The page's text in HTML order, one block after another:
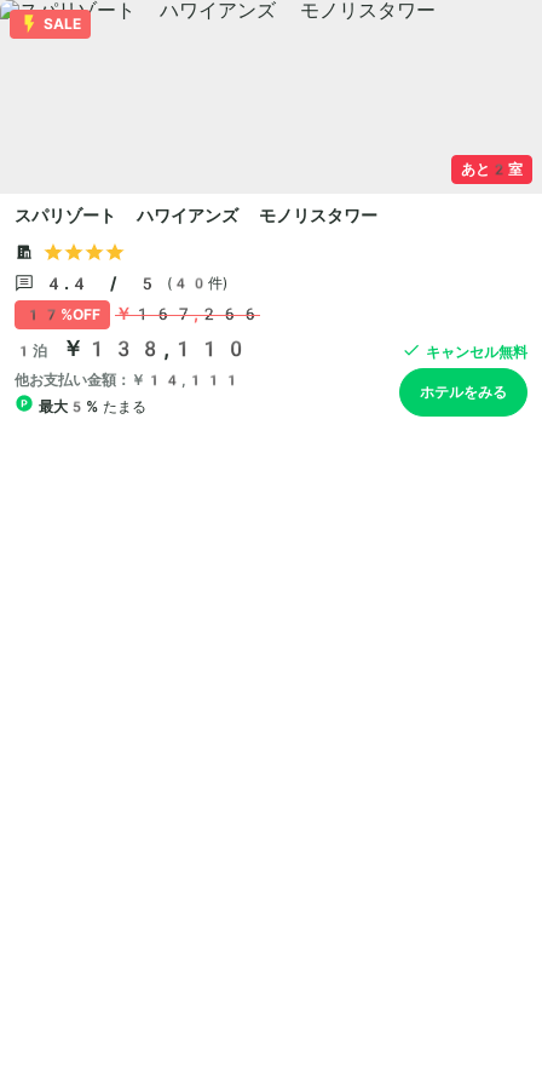
SALE
あと2室
スパリゾート ハワイアンズ モノリスタワー
4.4 / 5
(40件)
17%OFF
￥167,266
1泊 ￥138,110
他お支払い金額：￥14,111
最大5% たまる
キャンセル無料
ホテルをみる